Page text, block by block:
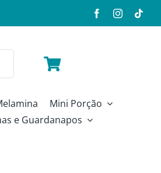
Mini Porção
e Guardanapos